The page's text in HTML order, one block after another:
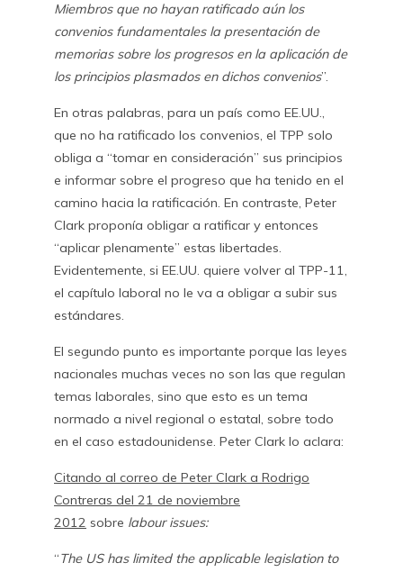
Miembros que no hayan ratificado aún los
convenios fundamentales la presentación de
memorias sobre los progresos en la aplicación de
los principios plasmados en dichos convenios”.
En otras palabras, para un país como EE.UU.,
que no ha ratificado los convenios, el TPP solo
obliga a “tomar en consideración” sus principios
e informar sobre el progreso que ha tenido en el
camino hacia la ratificación. En contraste, Peter
Clark proponía obligar a ratificar y entonces
“aplicar plenamente” estas libertades.
Evidentemente, si EE.UU. quiere volver al TPP-11,
el capítulo laboral no le va a obligar a subir sus
estándares.
El segundo punto es importante porque las leyes
nacionales muchas veces no son las que regulan
temas laborales, sino que esto es un tema
normado a nivel regional o estatal, sobre todo
en el caso estadounidense. Peter Clark lo aclara:
Citando al correo de Peter Clark a Rodrigo
Contreras del 21 de noviembre
2012 sobre labour issues:
“The US has limited the applicable legislation to